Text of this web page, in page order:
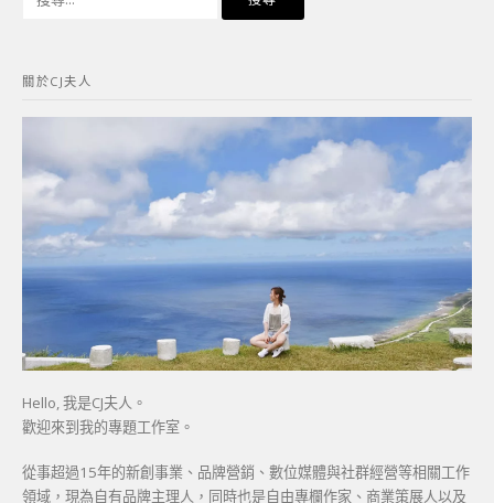
字:
關於CJ夫人
Hello, 我是CJ夫人。
歡迎來到我的專題工作室。
從事超過15年的新創事業、品牌營銷、數位媒體與社群經營等相關工作
領域，現為自有品牌主理人，同時也是自由專欄作家、商業策展人以及